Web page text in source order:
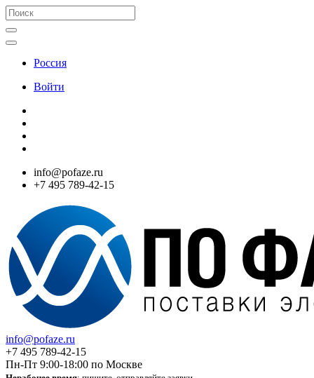
Россия
Войти
info@pofaze.ru
+7 495 789-42-15
info@pofaze.ru
+7 495 789-42-15
Пн-Пт 9:00-18:00 по Москве